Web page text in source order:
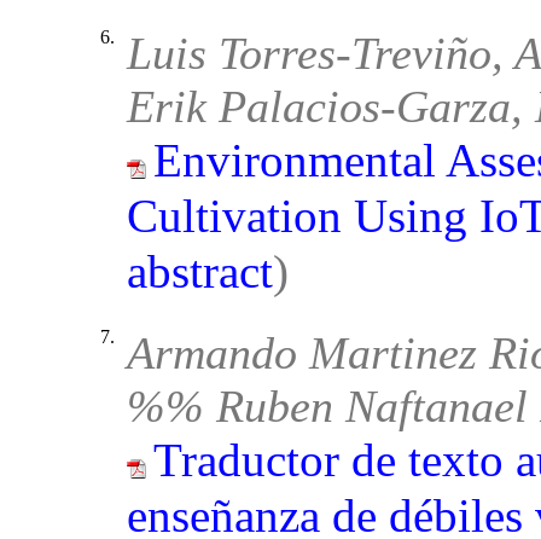
6.
Luis Torres-Treviño,
Erik Palacios-Garza,
Environmental
Cultivation Using
abstract)
7.
Armando Martinez
%% Ruben
Traductor de texto
enseñanza de débiles